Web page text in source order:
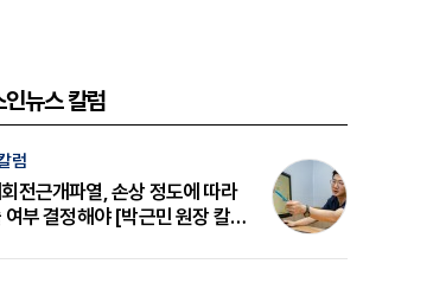
인뉴스 칼럼
럼
전근개파열, 손상 정도에 따라
여부 결정해야 [박근민 원장 칼